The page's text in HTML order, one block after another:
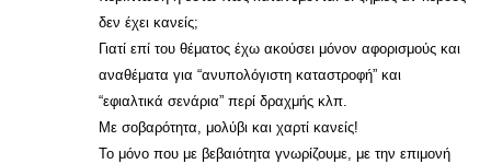
δεν έχει κανείς;
Γιατί επί του θέματος έχω ακούσει μόνον αφορισμούς και
αναθέματα για “ανυπολόγιστη καταστροφή” και
“εφιαλτικά σενάρια” περί δραχμής κλπ.
Με σοβαρότητα, μολύβι και χαρτί κανείς!
Το μόνο που με βεβαιότητα γνωρίζουμε, με την επιμονή